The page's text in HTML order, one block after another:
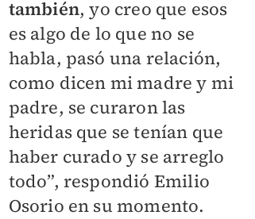
también, yo creo que esos
es algo de lo que no se
habla, pasó una relación,
como dicen mi madre y mi
padre, se curaron las
heridas que se tenían que
haber curado y se arreglo
todo”, respondió Emilio
Osorio en su momento.